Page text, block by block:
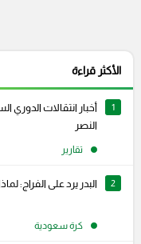
الأكثر قراءة
1
أخبار انتقالات
النصر
تقارير
2 البدر يرد على الفراج:
كرة سعودية